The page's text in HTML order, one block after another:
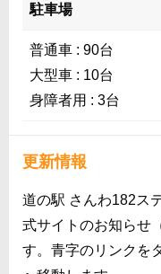
駐車場
普通車 : 90台
大型車 : 10台
身障者用 : 3台
更新情報
道の駅 さんわ182ス
式サイトのお知らせ
す。青字のリンクを